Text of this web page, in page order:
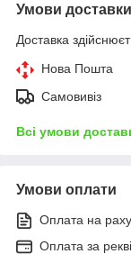
Умови доставки
Доставка
Нова Пошта
Самовивіз
Всі умови
Умови оплати
Оплата на
Оплата за